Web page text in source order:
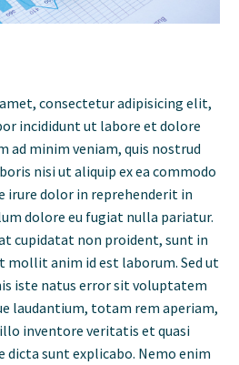
consectetur adipisicing elit,
incididunt ut labore et dolore
ad minim veniam, quis nostrud
nisi ut aliquip ex ea commodo
irure dolor in reprehenderit in
dolore eu fugiat nulla pariatur.
cupidatat non proident, sunt in
mollit anim id est laborum. Sed ut
iste natus error sit voluptatem
laudantium, totam rem aperiam,
illo inventore veritatis et quasi
sunt explicabo. Nemo enim